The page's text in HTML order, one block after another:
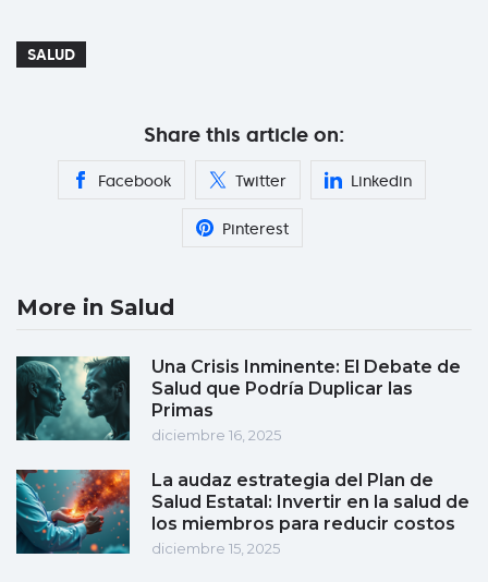
SALUD
Share this article on:
Facebook Twitter Linkedin
Pinterest
More in Salud
Una Crisis Inminente: El Debate de
Salud que Podría Duplicar las
Primas
diciembre 16, 2025
La audaz estrategia del Plan de
Salud Estatal: Invertir en la salud de
los miembros para reducir costos
diciembre 15, 2025